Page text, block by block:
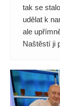
tak se
udělat k
ale
Naštěstí ji